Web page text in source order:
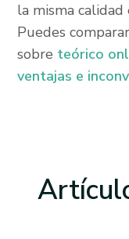
la misma calidad
Puedes
sobre teórico
ventajas e